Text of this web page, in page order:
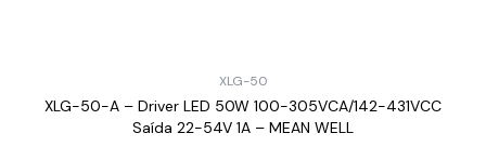
XLG-50
XLG-50-A – Driver LED 50W 100-305VCA/142-431VCC
Saída 22-54V 1A – MEAN WELL